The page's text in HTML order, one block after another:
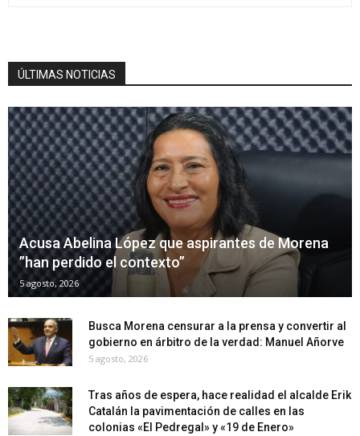
ÚLTIMAS NOTICIAS
Acusa Abelina López que aspirantes de Morena
”han perdido el contexto”
5 agosto, 2026
Busca Morena censurar a la prensa y convertir al
gobierno en árbitro de la verdad: Manuel Añorve
5 agosto, 2026
Tras años de espera, hace realidad el alcalde Erik
Catalán la pavimentación de calles en las
colonias «El Pedregal» y «19 de Enero»